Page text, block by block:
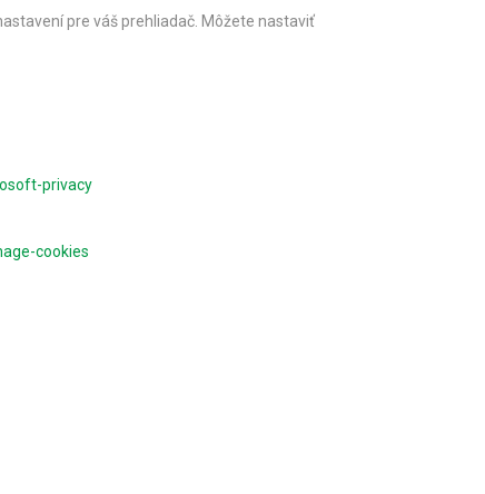
pre váš prehliadač. Môžete nastaviť
privacy
cookies